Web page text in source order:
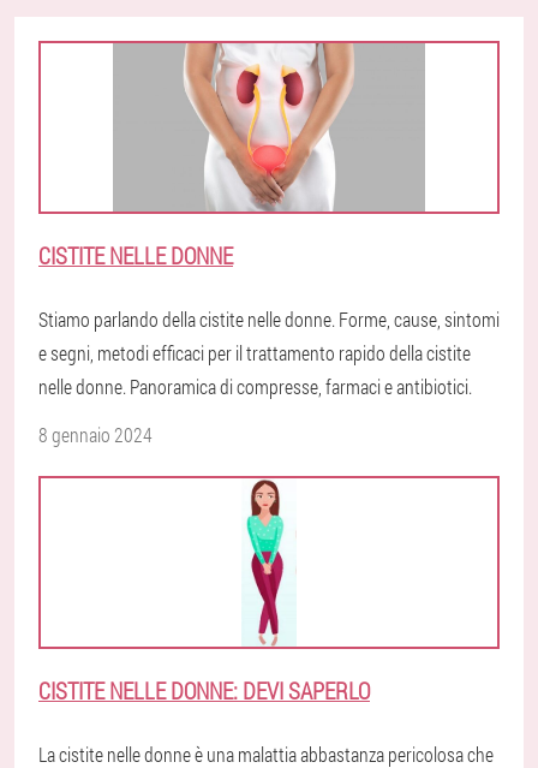
CISTITE NELLE DONNE
Stiamo parlando della cistite nelle donne. Forme, cause, sintomi
e segni, metodi efficaci per il trattamento rapido della cistite
nelle donne. Panoramica di compresse, farmaci e antibiotici.
8 gennaio 2024
CISTITE NELLE DONNE: DEVI SAPERLO
La cistite nelle donne è una malattia abbastanza pericolosa che